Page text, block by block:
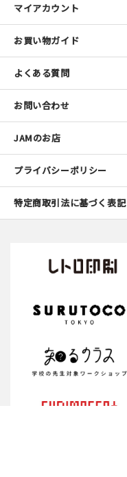
マイアカウント
お買い物ガイド
よくある質問
お問い合わせ
JAMのお店
プライバシーポリシー
特定商取引法に基づく表記